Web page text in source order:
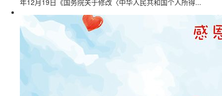
年12月19日《国务院关于修改〈中华人民共和国个人所得...